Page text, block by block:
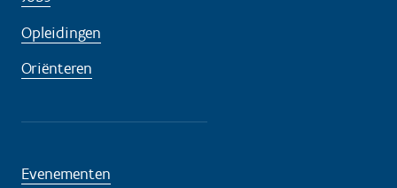
Opleidingen
Oriënteren
Evenementen